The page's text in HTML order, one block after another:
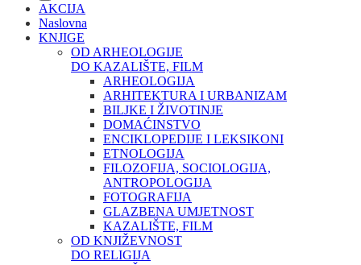
AKCIJA
Naslovna
KNJIGE
OD ARHEOLOGIJE
DO KAZALIŠTE, FILM
ARHEOLOGIJA
ARHITEKTURA I URBANIZAM
BILJKE I ŽIVOTINJE
DOMAĆINSTVO
ENCIKLOPEDIJE I LEKSIKONI
ETNOLOGIJA
FILOZOFIJA, SOCIOLOGIJA,
ANTROPOLOGIJA
FOTOGRAFIJA
GLAZBENA UMJETNOST
KAZALIŠTE, FILM
OD KNJIŽEVNOST
DO RELIGIJA